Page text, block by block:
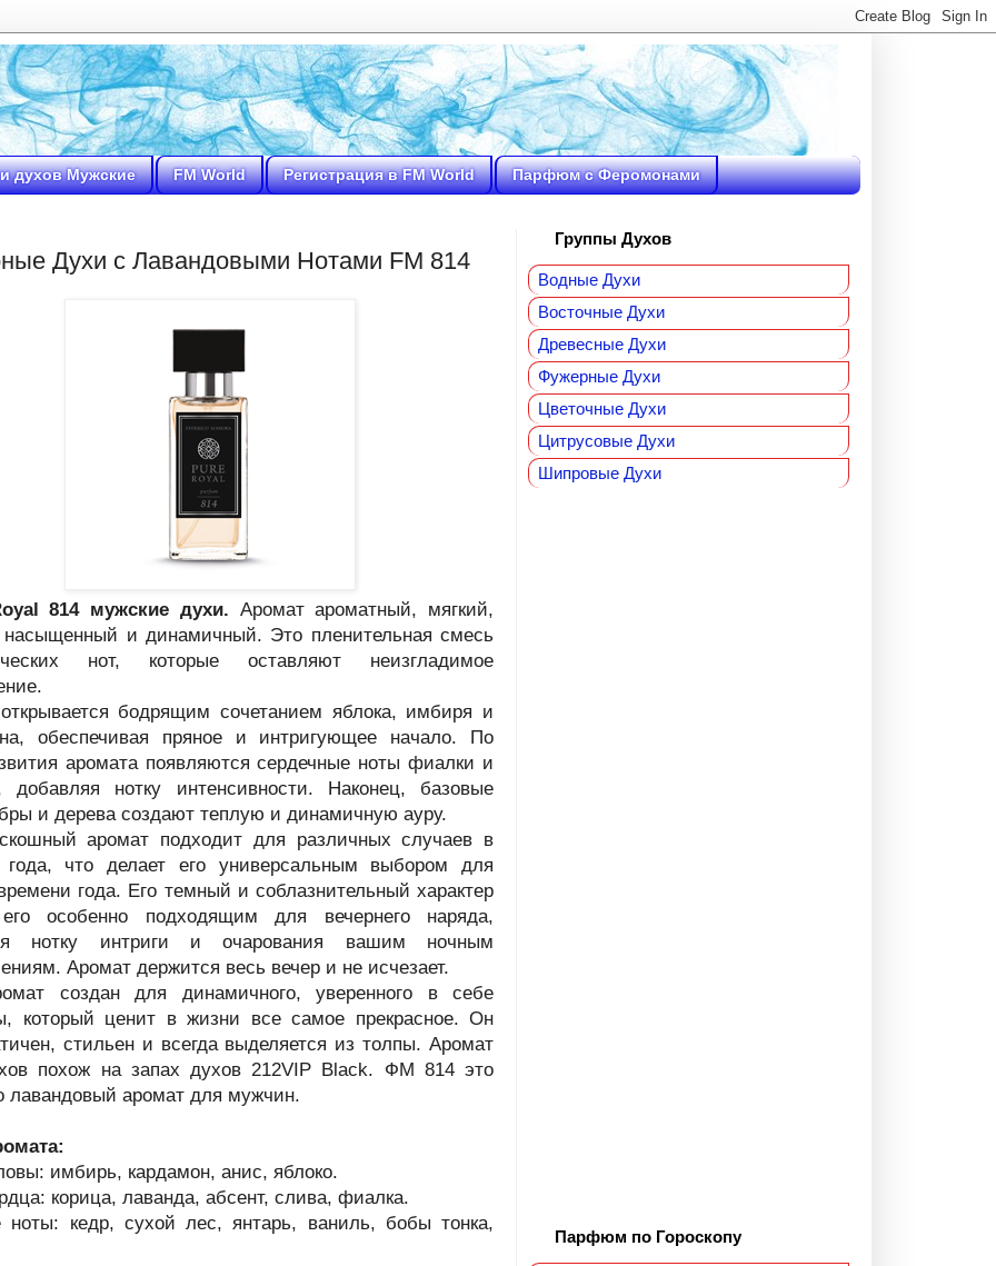
духов Мужские FM World Регистрация в FM World Парфюм с Феромонами
Духи с Лавандовыми Нотами FM 814
814 мужские духи.
Аромат ароматный, мягкий,
насыщенный и динамичный. Это пленительная смесь
нот, которые оставляют неизгладимое
бодрящим сочетанием яблока, имбиря и
обеспечивая пряное и интригующее начало. По
аромата появляются сердечные ноты фиалки и
добавляя нотку интенсивности. Наконец, базовые
и дерева создают теплую и динамичную ауру.
аромат подходит для различных случаев в
года, что делает его универсальным выбором для
года. Его темный и соблазнительный характер
особенно подходящим для вечернего наряда,
нотку интриги и очарования вашим ночным
Аромат держится весь вечер и не исчезает.
создан для динамичного, уверенного в себе
который ценит в жизни все самое прекрасное. Он
стильен и всегда выделяется из толпы. Аромат
похож на запах духов 212VIP Black. ФМ 814 это
лавандовый аромат для мужчин.
имбирь, кардамон, анис, яблоко.
корица, лаванда, абсент, слива, фиалка.
ноты: кедр, сухой лес, янтарь, ваниль, бобы тонка,
Группы Духов
Водные Духи
Восточные Духи
Древесные Духи
Фужерные Духи
Цветочные Духи
Цитрусовые Духи
Шипровые Духи
Парфюм по Гороскопу